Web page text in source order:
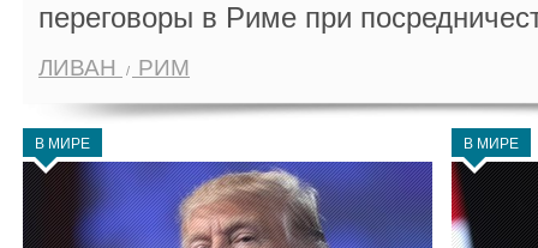
переговоры в Риме при
ЛИВАН РИМ
В МИРЕ В МИРЕ